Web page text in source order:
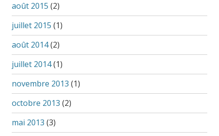
août 2015 (2)
juillet 2015 (1)
août 2014(2)
juillet 2014(1)
novembre 2013 (1)
octobre 2013 (2)
mai 2013 (3)